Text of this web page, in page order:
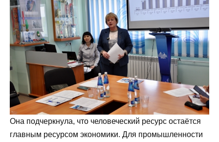
Она подчеркнула, что человеческий ресурс остаётся
главным ресурсом экономики. Для промышленности